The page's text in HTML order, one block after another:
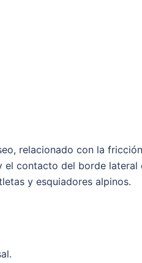
relacionado con la
contacto del borde
y esquiadores alpinos.